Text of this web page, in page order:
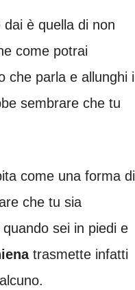
è quella di non
come potrai
che parla e allunghi il
sembrare che tu
come una forma di
che tu sia
sei in piedi e
trasmette infatti